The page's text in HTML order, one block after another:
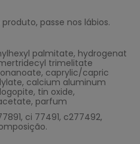
passe nos lábios.
palmitate, hydrogenat
trimelitate
caprylic/capric
calcium aluminum
tin oxide,
parfum
ci 77491, c277492,